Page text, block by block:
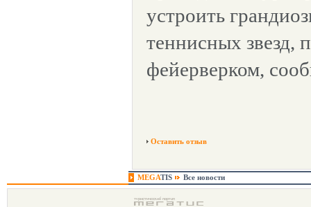
устроить
теннисных звезд,
фейерверком,
Оставить отзыв
MEGATIS Все новости